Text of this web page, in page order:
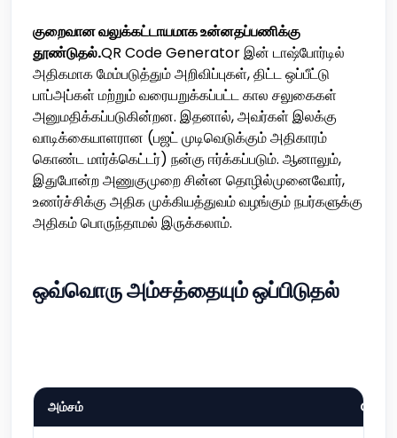
குறைவான வலுக்கட்டாயமாக உன்னதப்பணிக்கு
தூண்டுதல்.QR Code Generator இன் டாஷ்போர்டில்
அதிகமாக மேம்படுத்தும் அறிவிப்புகள், திட்ட ஒப்பீட்டு
பாப்அப்கள் மற்றும் வரையறுக்கப்பட்ட கால சலுகைகள்
அனுமதிக்கப்படுகின்றன. இதனால், அவர்கள் இலக்கு
வாடிக்கையாளரான (பஜட் முடிவெடுக்கும் அதிகாரம்
கொண்ட மார்க்கெட்டர்) நன்கு ஈர்க்கப்படும். ஆனாலும்,
இதுபோன்ற அணுகுமுறை சின்ன தொழில்முனைவோர்,
உணர்ச்சிக்கு அதிக முக்கியத்துவம் வழங்கும் நபர்களுக்கு
அதிகம் பொருந்தாமல் இருக்கலாம்.
ஒவ்வொரு அம்சத்தையும் ஒப்பிடுதல்
அம்சம் QR